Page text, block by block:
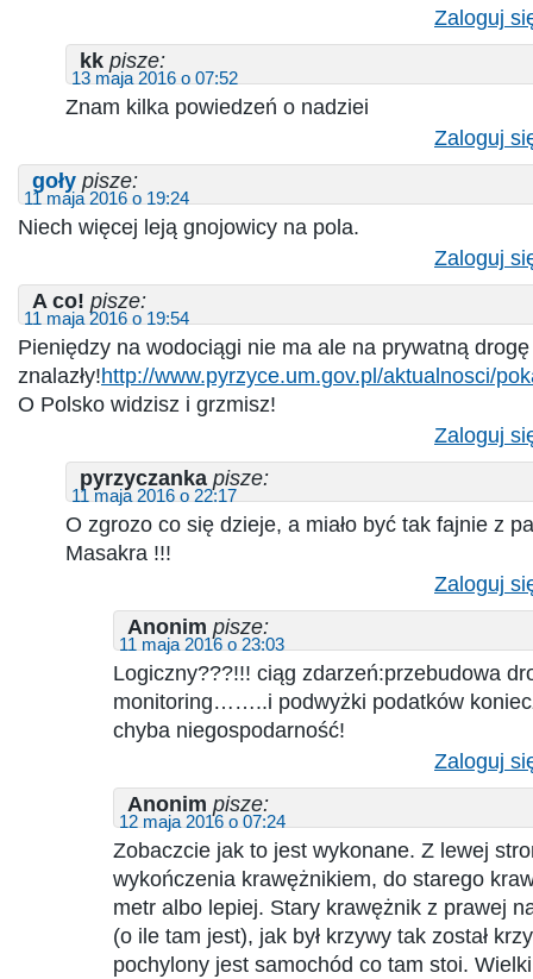
Zaloguj
kk pisze:
13 maja 2016 o 07:52
Znam kilka powiedzeń o nadziei
Zaloguj
goły pisze:
11 maja 2016 o 19:24
Niech więcej leją gnojowicy na pola.
Zaloguj
A co! pisze:
11 maja 2016 o 19:54
Pieniędzy na wodociągi nie ma ale na prywatną
znalazły!http://www.pyrzyce.um.gov.pl/aktualnosci/
O Polsko widzisz i grzmisz!
Zaloguj
pyrzyczanka pisze:
11 maja 2016 o 22:17
O zgrozo co się dzieje, a miało być tak fajnie z
Masakra !!!
Zaloguj
Anonim pisze:
11 maja 2016 o 23:03
Logiczny???!!! ciąg zdarzeń:przebudowa
monitoring……..i podwyżki podatków
chyba niegospodarność!
Zaloguj
Anonim pisze:
12 maja 2016 o 07:24
Zobaczcie jak to jest wykonane. Z lewej
wykończenia krawężnikiem, do starego
metr albo lepiej. Stary krawężnik z prawej
(o ile tam jest), jak był krzywy tak został
pochylony jest samochód co tam stoi.